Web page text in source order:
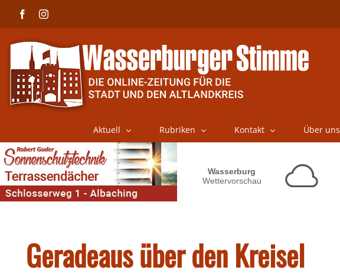
FacebookInstagram
Aktuell Rubriken Kontakt Über uns
Geradeaus über den Kreisel